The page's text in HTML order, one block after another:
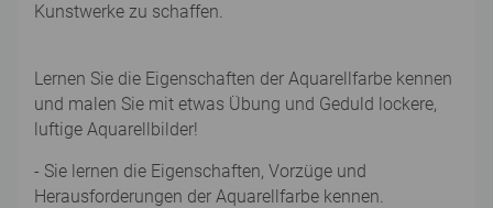
Kunstwerke zu schaffen.
Lernen Sie die Eigenschaften der Aquarellfarbe kennen
und malen Sie mit etwas Übung und Geduld lockere,
luftige Aquarellbilder!
- Sie lernen die Eigenschaften, Vorzüge und
Herausforderungen der Aquarellfarbe kennen.